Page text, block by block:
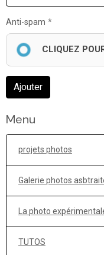
Anti-spam
CLIQUEZ
Ajouter
Menu
projets photos
Galerie photos
La photo
TUTOS